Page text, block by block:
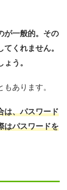
が一般的。その
くれません。
う。
あります。
は、パスワード
はパスワードを